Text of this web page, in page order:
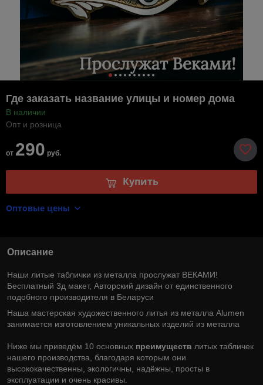
Где заказать название улицы и номер дома
В наличии
Опт и розница
от 290 руб.
Купить
Оптовые цены
Описание
Наши литые таблички из металла прослужат ВЕКАМИ!
Бесплатный 3д макет, Авторский дизайн от единственного
подобного производителя в Беларуси
Наша мастерская художественного литья из металла Alumen
занимается изготовлением уникальных изделий из металла
Ниже мы приведём 10 основных преимуществ литых табличек
нашего производства, благодаря которым они
высококачественны, экологичны, надёжны, просты в
эксплуатации и очень красивы.